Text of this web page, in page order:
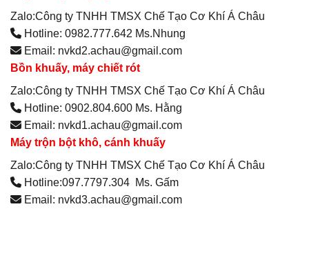
Zalo:Công ty TNHH TMSX Chế Tạo Cơ Khí Á Châu
Hotline: 0982.777.642 Ms.Nhung
Email: nvkd2.achau@gmail.com
Bồn khuấy, máy chiết rót
Zalo:Công ty TNHH TMSX Chế Tạo Cơ Khí Á Châu
Hotline: 0902.804.600 Ms. Hằng
Email: nvkd1.achau@gmail.com
Máy trộn bột khô, cánh khuấy
Zalo:Công ty TNHH TMSX Chế Tạo Cơ Khí Á Châu
Hotline:097.7797.304 Ms. Gấm
Email: nvkd3.achau@gmail.com